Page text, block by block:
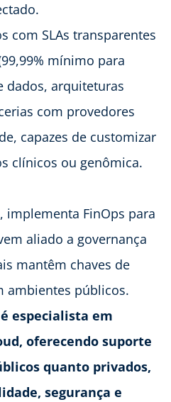
com SLAs transparentes
mínimo para
dados, arquiteturas
com provedores
capazes de customizar
clínicos ou genômica.
implementa FinOps para
aliado a governança
mantêm chaves de
ambientes públicos.
especialista em
oferecendo suporte
quanto privados,
segurança e